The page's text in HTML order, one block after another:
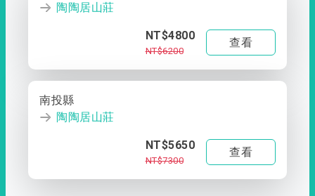
陶陶居山莊
NT$4800
NT$6200
查看
南投縣
陶陶居山莊
NT$5650
NT$7300
查看